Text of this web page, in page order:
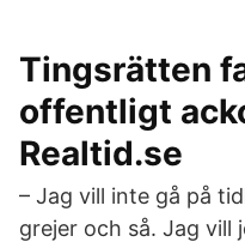
Tingsrätten
offentligt
Realtid.se
– Jag vill inte gå på
grejer och så. Jag vill